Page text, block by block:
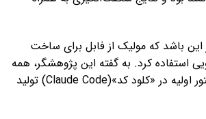
باشد که مولیک از فابل برای ساخت
استفاده کرد. به گفته‌ این پژوهشگر، همه
آنها از طریق یک دستور اولیه در «کلود کد»(Claude Code) تولید